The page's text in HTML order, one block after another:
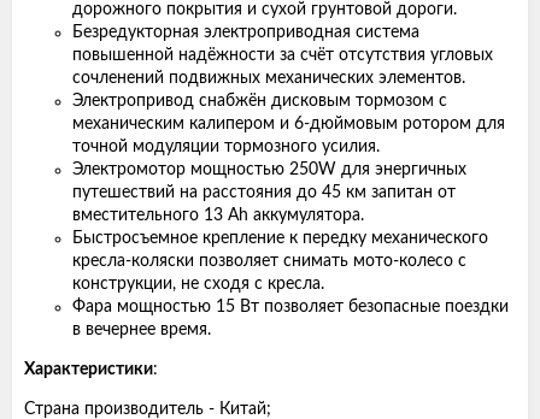
дорожного покрытия и сухой грунтовой дороги.
Безредукторная электроприводная система
повышенной надёжности за счёт отсутствия угловых
сочленений подвижных механических элементов.
Электропривод снабжён дисковым тормозом с
механическим калипером и 6-дюймовым ротором для
точной модуляции тормозного усилия.
Электромотор мощностью 250W для энергичных
путешествий на расстояния до 45 км запитан от
вместительного 13 Ah аккумулятора.
Быстросъемное крепление к передку механического
кресла-коляски позволяет снимать мото-колесо с
конструкции, не сходя с кресла.
Фара мощностью 15 Вт позволяет безопасные поездки
в вечернее время.
Характеристики:
Страна производитель - Китай;